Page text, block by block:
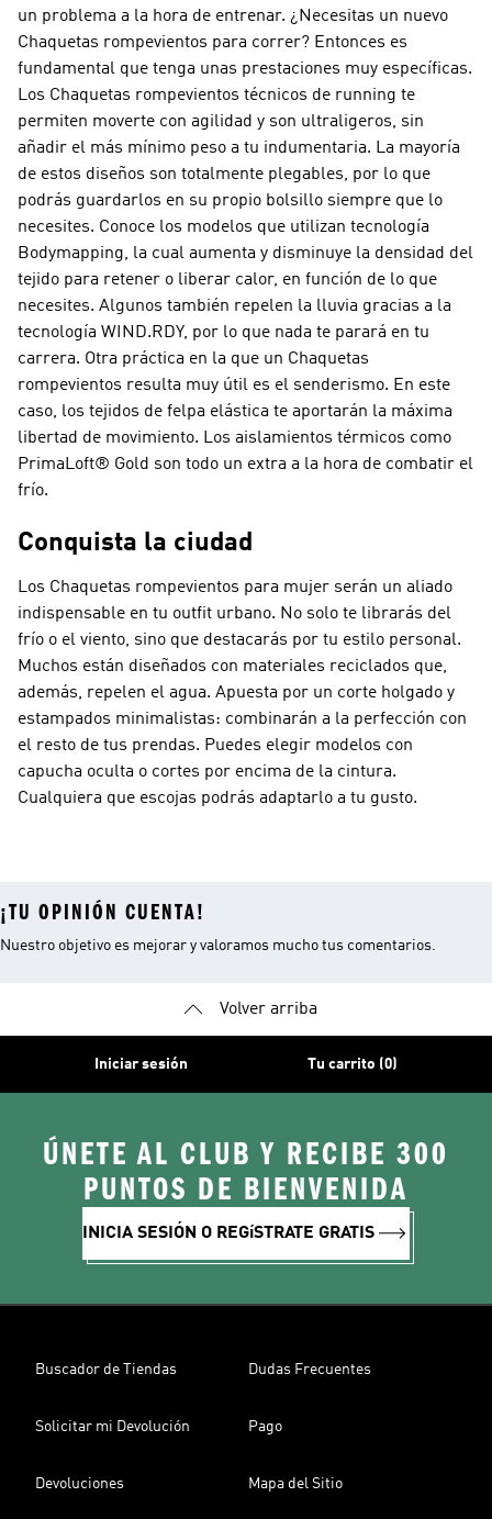
un problema a la hora de entrenar. ¿Necesitas un nuevo
Chaquetas rompevientos para correr? Entonces es
fundamental que tenga unas prestaciones muy específicas.
Los Chaquetas rompevientos técnicos de running te
permiten moverte con agilidad y son ultraligeros, sin
añadir el más mínimo peso a tu indumentaria. La mayoría
de estos diseños son totalmente plegables, por lo que
podrás guardarlos en su propio bolsillo siempre que lo
necesites. Conoce los modelos que utilizan tecnología
Bodymapping, la cual aumenta y disminuye la densidad del
tejido para retener o liberar calor, en función de lo que
necesites. Algunos también repelen la lluvia gracias a la
tecnología WIND.RDY, por lo que nada te parará en tu
carrera. Otra práctica en la que un Chaquetas
rompevientos resulta muy útil es el senderismo. En este
caso, los tejidos de felpa elástica te aportarán la máxima
libertad de movimiento. Los aislamientos térmicos como
PrimaLoft® Gold son todo un extra a la hora de combatir el
frío.
Conquista la ciudad
Los Chaquetas rompevientos para mujer serán un aliado
indispensable en tu outfit urbano. No solo te librarás del
frío o el viento, sino que destacarás por tu estilo personal.
Muchos están diseñados con materiales reciclados que,
además, repelen el agua. Apuesta por un corte holgado y
estampados minimalistas: combinarán a la perfección con
el resto de tus prendas. Puedes elegir modelos con
capucha oculta o cortes por encima de la cintura.
Cualquiera que escojas podrás adaptarlo a tu gusto.
¡TU OPINIÓN CUENTA!
Nuestro objetivo es mejorar y valoramos mucho tus comentarios.
Volver arriba
Iniciar sesión Tu carrito (0)
ÚNETE AL CLUB Y RECIBE 300
PUNTOS DE BIENVENIDA
INICIA SESIÓN O REGíSTRATE GRATIS
Buscador de Tiendas Dudas Frecuentes
Solicitar mi Devolución Pago
Devoluciones Mapa del Sitio